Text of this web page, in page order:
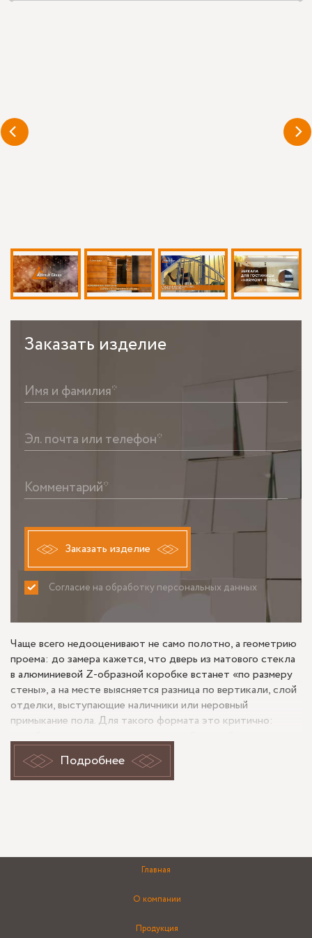
Заказать изделие
Имя и фамилия*
Эл. почта или телефон*
Комментарий*
Заказать изделие
Согласие на обработку персональных данных
ПРИНИМАЮ НЕ ПРИНИМАЮ
Чаще всего недооценивают не само полотно, а геометрию
проема: до замера кажется, что дверь из матового стекла
в алюминиевой Z-образной коробке встанет «по размеру
стены», а на месте выясняется разница по вертикали, слой
отделки, выступающие наличники или неровный
примыкание пола. Для такого формата это критично:
плоскости сразу заметна.
Матовые стеклянные двери выбирают там, где нужна
точности сопряжения со стеной. В похожих заказах в дер.
вопрос не в том, «подойдет ли стекло», а в том, насколько
Подробнее
Главная
О компании
Продукция